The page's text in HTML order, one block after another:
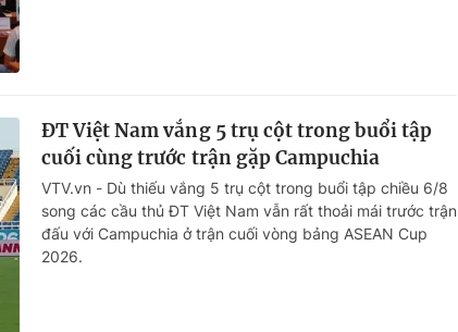
ĐT Việt Nam vắng 5 trụ cột trong buổi tập
cuối cùng trước trận gặp Campuchia
VTV.vn - Dù thiếu vắng 5 trụ cột trong buổi tập chiều 6/8
song các cầu thủ ĐT Việt Nam vẫn rất thoải mái trước trận
đấu với Campuchia ở trận cuối vòng bảng ASEAN Cup
2026.